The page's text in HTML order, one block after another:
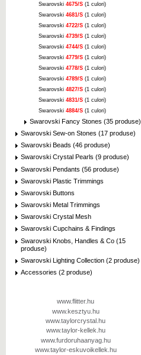
Swarovski 4675/S (1 culori)
Swarovski 4681/S (1 culori)
Swarovski 4722/S (1 culori)
Swarovski 4739/S (1 culori)
Swarovski 4744/S (1 culori)
Swarovski 4779/S (1 culori)
Swarovski 4778/S (1 culori)
Swarovski 4789/S (1 culori)
Swarovski 4827/S (1 culori)
Swarovski 4831/S (1 culori)
Swarovski 4884/S (1 culori)
Swarovski Fancy Stones (35 produse)
Swarovski Sew-on Stones (17 produse)
Swarovski Beads (46 produse)
Swarovski Crystal Pearls (9 produse)
Swarovski Pendants (56 produse)
Swarovski Plastic Trimmings
Swarovski Buttons
Swarovski Metal Trimmings
Swarovski Crystal Mesh
Swarovski Cupchains & Findings
Swarovski Knobs, Handles & Co (15
produse)
Swarovski Lighting Collection (2 produse)
Accessories (2 produse)
www.flitter.hu
www.kesztyu.hu
www.taylorcrystal.hu
www.taylor-kellek.hu
www.furdoruhaanyag.hu
www.taylor-eskuvoikellek.hu